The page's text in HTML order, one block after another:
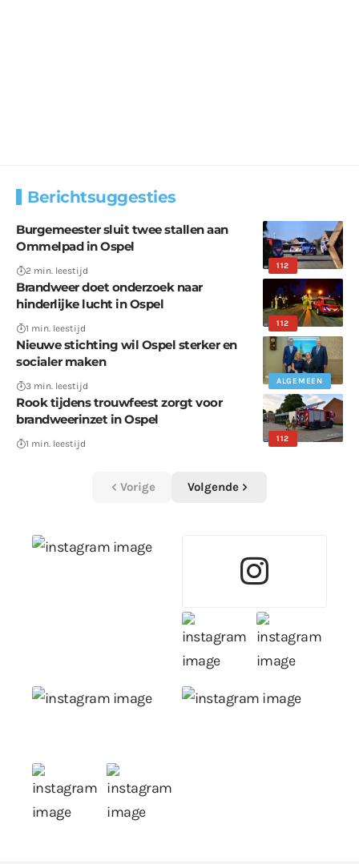
Berichtsuggesties
112
Burgemeester sluit twee stallen aan
Ommelpad in Ospel
2 min. leestijd
112
Brandweer doet onderzoek naar
hinderlijke lucht in Ospel
1 min. leestijd
ALGEMEEN
Nieuwe stichting wil Ospel sterker en
socialer maken
3 min. leestijd
112
Rook tijdens trouwfeest zorgt voor
brandweerinzet in Ospel
1 min. leestijd
Vorige Volgende